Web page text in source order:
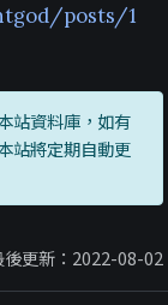
posts/1
站資料庫，如有
站將定期自動更
後更新：2022-08-02